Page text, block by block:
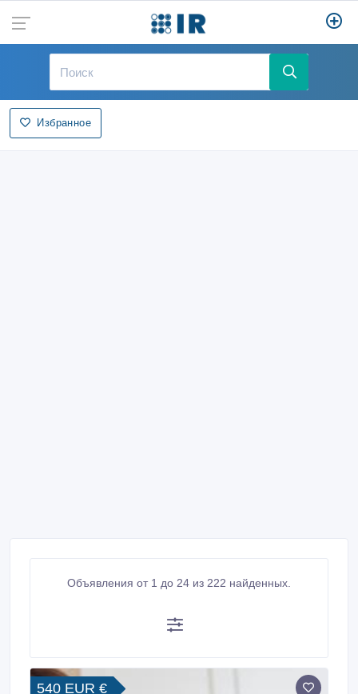
Избранное
Объявления от 1 до 24 из 222 найденных.
540 EUR €